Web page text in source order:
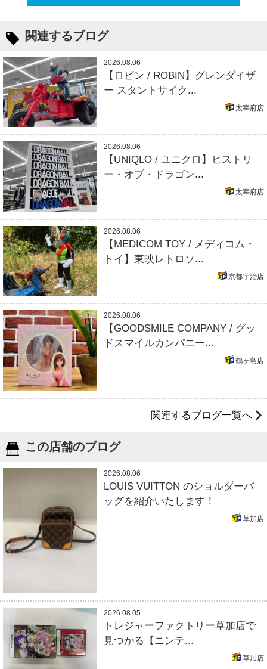
関連するブログ
2026.08.06
【ロビン / ROBIN】グレンダイザ
ー スタントサイク...
太宰府店
2026.08.06
【UNIQLO / ユニクロ】ヒストリ
ー・オブ・ドラゴン...
太宰府店
2026.08.06
【MEDICOM TOY / メディコム・
トイ】東映レトロソ...
京都宇治店
2026.08.06
【GOODSMILE COMPANY / グッ
ドスマイルカンパニー...
鶴ヶ島店
関連するブログ一覧へ
この店舗のブログ
2026.08.06
LOUIS VUITTON のショルダーバ
ッグを紹介いたします！
草加店
2026.08.05
トレジャーファクトリー草加店で
見つかる【ニンテ...
草加店